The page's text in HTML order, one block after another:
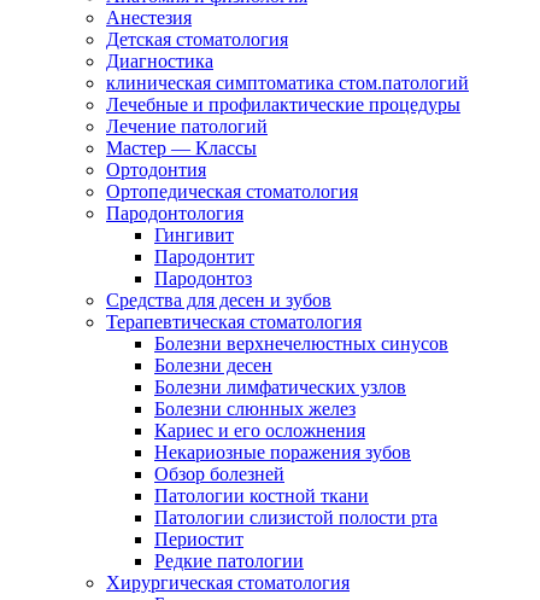
Анестезия
Детская стоматология
Диагностика
клиническая симптоматика стом.патологий
Лечебные и профилактические процедуры
Лечение патологий
Мастер — Классы
Ортодонтия
Ортопедическая стоматология
Пародонтология
Гингивит
Пародонтит
Пародонтоз
Средства для десен и зубов
Терапевтическая стоматология
Болезни верхнечелюстных синусов
Болезни десен
Болезни лимфатических узлов
Болезни слюнных желез
Кариес и его осложнения
Некариозные поражения зубов
Обзор болезней
Патологии костной ткани
Патологии слизистой полости рта
Периостит
Редкие патологии
Хирургическая стоматология